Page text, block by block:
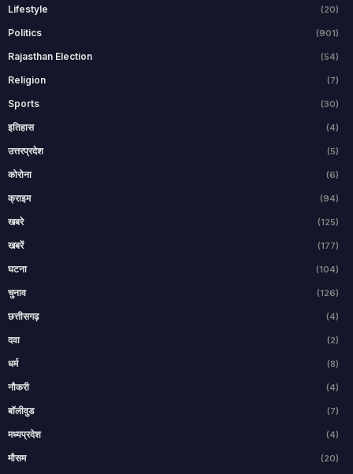
Lifestyle (20)
Politics (901)
Rajasthan Election (54)
Religion (7)
Sports (30)
इतिहास (4)
उत्तरप्रदेश (5)
कोरोना (6)
क्राइम (94)
खबरे (125)
खबरें (177)
घटना (104)
चुनाव (126)
छत्तीसगढ़ (4)
दवा (2)
धर्म (8)
नौकरी (4)
बॉलीवुड (7)
मध्यप्रदेश (4)
मौसम (20)